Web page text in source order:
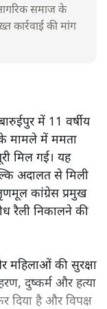
समाज के
कार्रवाई की मांग
में 11 वर्षीय
मामले में ममता
मिल गई। यह
अदालत से मिली
कांग्रेस प्रमुख
रैली निकालने की
महिलाओं की सुरक्षा
दुष्कर्म और हत्या
दिया है और विपक्ष